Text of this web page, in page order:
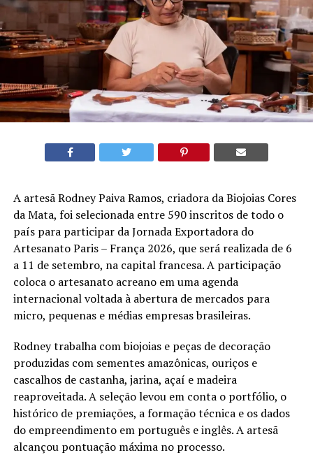
A artesã Rodney Paiva Ramos, criadora da Biojoias Cores
da Mata, foi selecionada entre 590 inscritos de todo o
país para participar da Jornada Exportadora do
Artesanato Paris – França 2026, que será realizada de 6
a 11 de setembro, na capital francesa. A participação
coloca o artesanato acreano em uma agenda
internacional voltada à abertura de mercados para
micro, pequenas e médias empresas brasileiras.
Rodney trabalha com biojoias e peças de decoração
produzidas com sementes amazônicas, ouriços e
cascalhos de castanha, jarina, açaí e madeira
reaproveitada. A seleção levou em conta o portfólio, o
histórico de premiações, a formação técnica e os dados
do empreendimento em português e inglês. A artesã
alcançou pontuação máxima no processo.